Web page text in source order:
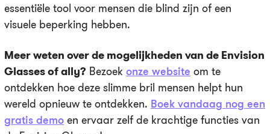
essentiële tool voor mensen die blind zijn of een
visuele beperking hebben.
Meer weten over de mogelijkheden van de Envision
Glasses of ally? Bezoek onze website om te
ontdekken hoe deze slimme bril mensen helpt hun
wereld opnieuw te ontdekken. Boek vandaag nog een
gratis demo en ervaar zelf de krachtige functies van